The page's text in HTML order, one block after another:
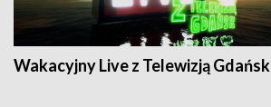
Wakacyjny Live z Telewizją Gdańsk